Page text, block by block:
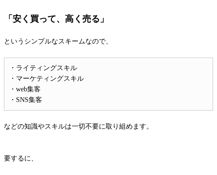
「安く買って、高く売る」
というシンプルなスキームなので、
・ライティングスキル
・マーケティングスキル
・web集客
・SNS集客
などの知識やスキルは一切不要に取り組めます。
要するに、